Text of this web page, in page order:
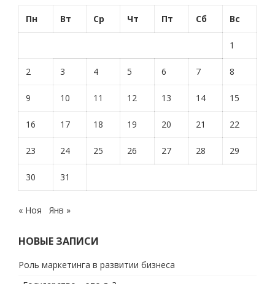
Пн Вт Ср Чт Пт Сб Вс
1
2 3 4 5 6 7 8
9 10 11 12 13 14 15
16 17 18 19 20 21 22
23 24 25 26 27 28 29
30 31
« Ноя Янв »
НОВЫЕ ЗАПИСИ
Роль маркетинга в развитии бизнеса